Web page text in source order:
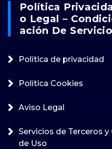
Política
O Legal –
Ación De
Política de privacidad
Política Cookies
Aviso Legal
Servicios de Terceros
de Uso